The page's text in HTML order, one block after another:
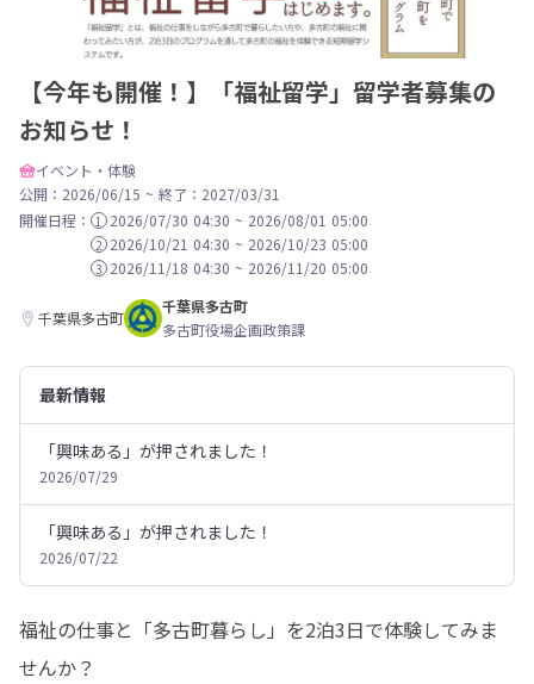
【今年も開催！】「福祉留学」留学者募集の
お知らせ！
イベント・体験
公開：2026/06/15 ~ 終了：2027/03/31
開催日程： 1 2026/07/30 04:30 ~ 2026/08/01 05:00
2 2026/10/21 04:30 ~ 2026/10/23 05:00
3 2026/11/18 04:30 ~ 2026/11/20 05:00
千葉県多古町
千葉県多古町
多古町役場企画政策課
最新情報
「興味ある」が押されました！
2026/07/29
「興味ある」が押されました！
2026/07/22
福祉の仕事と「多古町暮らし」を2泊3日で体験してみま
せんか？